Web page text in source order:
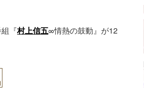
『村上信五∞情熱の鼓動』が12